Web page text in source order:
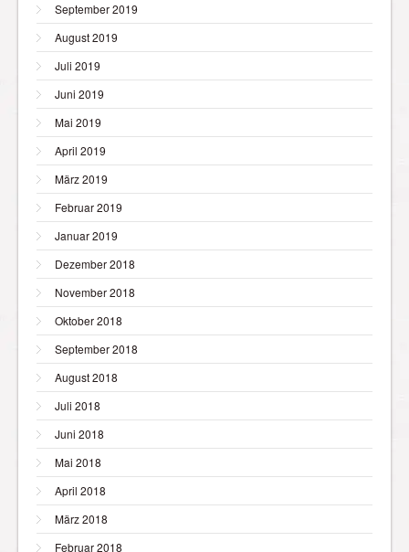
September 2019
August 2019
Juli 2019
Juni 2019
Mai 2019
April 2019
März 2019
Februar 2019
Januar 2019
Dezember 2018
November 2018
Oktober 2018
September 2018
August 2018
Juli 2018
Juni 2018
Mai 2018
April 2018
März 2018
Februar 2018